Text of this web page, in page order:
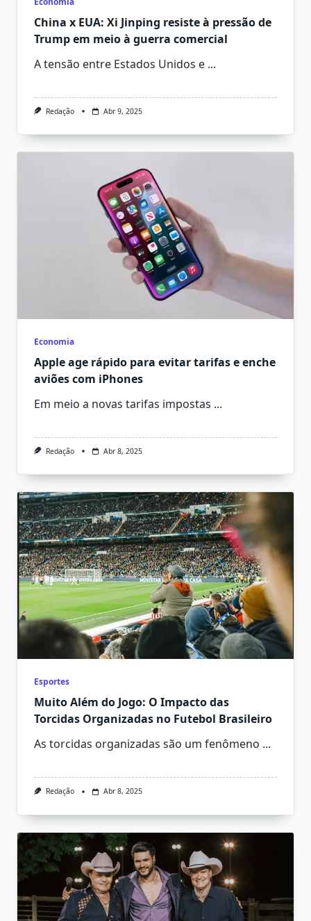
China x EUA: Xi Jinping resiste à pressão de
Trump em meio à guerra comercial
A tensão entre Estados Unidos e ...
Redação Abr 9, 2025
Economia
Apple age rápido para evitar tarifas e enche
aviões com iPhones
Em meio a novas tarifas impostas ...
Redação Abr 8, 2025
Esportes
Muito Além do Jogo: O Impacto das
Torcidas Organizadas no Futebol Brasileiro
As torcidas organizadas são um fenômeno ...
Redação Abr 8, 2025